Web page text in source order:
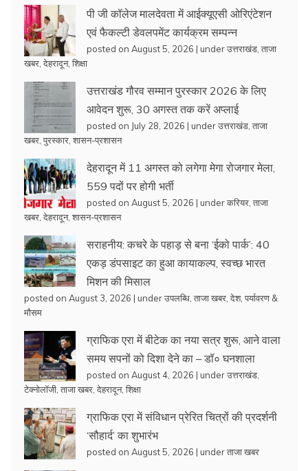
पी जी कॉलेज मालदेवता में आईक्यूएसी ओरिएंटेशन
एवं फैकल्टी डेवलपमेंट कार्यक्रम सम्पन्न
posted on August 5, 2026 | underउत्तराखंड ताजा
खबर देहरादून, शिक्षा
उत्तराखंड गौरव सम्मान पुरस्कार 2026 के लिए
आवेदन शुरू, 30 अगस्त तक करें अप्लाई
posted on July 28, 2026 | underउत्तराखंड ताजा
खबर पुरस्कार शासन-प्रशासन
देहरादून में 11 अगस्त को लगेगा मेगा रोजगार मेला,
559 पदों पर होगी भर्ती
posted on August 5, 2026 | underकरियर ताजा
खबर देहरादून, शासन-प्रशासन
सराहनीय: कचरे के पहाड़ से बना ‘ईको पार्क’: 40
एकड़ डंपसाइट का हुआ कायाकल्प, स्वच्छ भारत
मिशन की मिसाल
posted on August 3, 2026 | underउपलब्धि ताजा खबर देश, पर्यावरण &
मौसम
ग्राफिक एरा में बीटेक का नया सत्र शुरू, आने वाला
समय सपनों को दिशा देने का – डॉ० घनशाला
posted on August 4, 2026 | underउत्तराखंड
टेक्नोलॉजी ताजा खबर देहरादून, शिक्षा
ग्राफिक एरा में संविधान प्रेरित चित्रों की प्रदर्शनी
‘सौहार्द’ का शुभारंभ
posted on August 5, 2026 | underताजा खबर